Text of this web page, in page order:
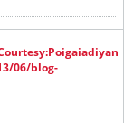
06/blog-